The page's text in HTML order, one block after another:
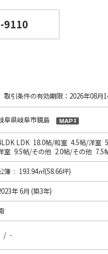
9110
取引条件の有効期限：2026年08月
阜県岐阜市鏡島
LDK 18.0帖/和室 4.5帖/洋室
室 9.5帖/その他 2.0帖/その他 7.5
簿 : 193.94㎡(58.66坪)
年 6月 (築3年)
/ -